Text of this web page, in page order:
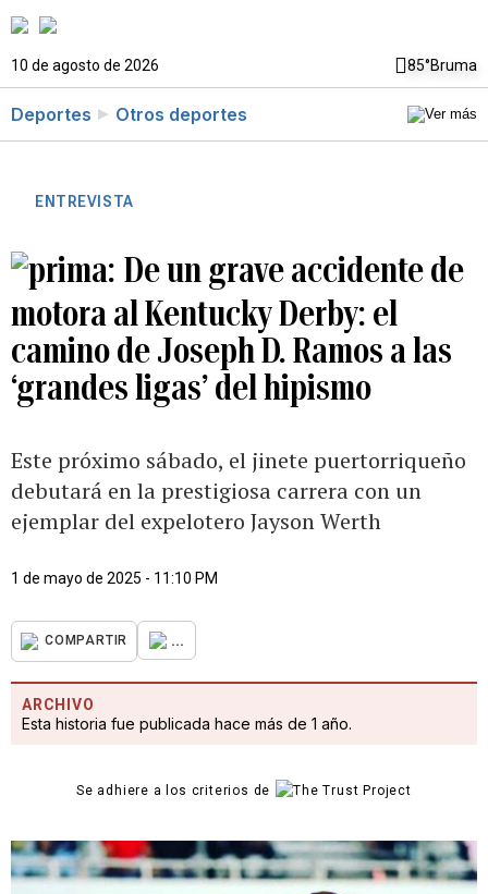
10 de agosto de 2026 85°Bruma
Deportes Otros deportes
ENTREVISTA
De un grave accidente de
motora al Kentucky Derby: el
camino de Joseph D. Ramos a las
‘grandes ligas’ del hipismo
Este próximo sábado, el jinete puertorriqueño
debutará en la prestigiosa carrera con un
ejemplar del expelotero Jayson Werth
1 de mayo de 2025 - 11:10 PM
COMPARTIR ...
ARCHIVO
Esta historia fue publicada hace más de 1 año.
Se adhiere a los criterios de